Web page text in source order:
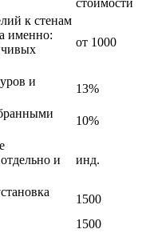
стоимости
к стенам
именно:
от 1000
и
13%
10%
и
инд.
1500
1500